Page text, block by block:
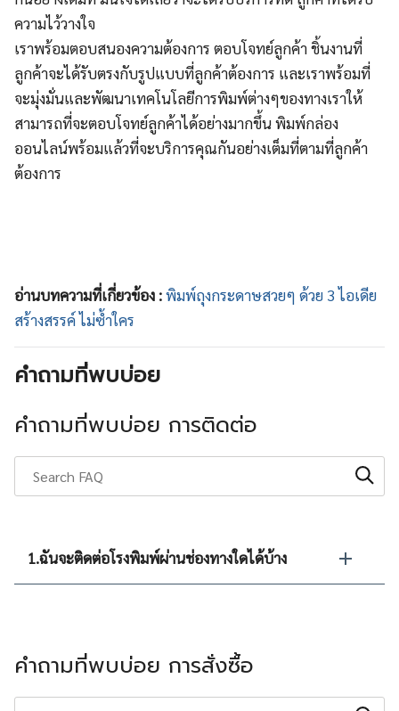
ความไว้วางใจ
เราพร้อมตอบสนองความต้องการ ตอบโจทย์ลูกค้า ชิ้นงานที่
ลูกค้าจะได้รับตรงกับรูปแบบที่ลูกค้าต้องการ และเราพร้อมที่
จะมุ่งมั่นและพัฒนาเทคโนโลยีการพิมพ์ต่างๆของทางเราให้
สามารถที่จะตอบโจทย์ลูกค้าได้อย่างมากขึ้นพิมพ์กล่อง
ออนไลน์พร้อมแล้วที่จะบริการคุณกันอย่างเต็มที่ตามที่ลูกค้า
ต้องการ
อ่านบทความที่เกี่ยวข้อง :พิมพ์ถุงกระดาษสวยๆ ด้วย 3 ไอเดีย
สร้างสรรค์ ไม่ซ้ำใคร
คำถามที่พบบ่อย
คำถามที่พบบ่อย การติดต่อ
1.ฉันจะติดต่อโรงพิมพ์ผ่านช่องทางใดได้บ้าง
คำถามที่พบบ่อย การสั่งซื้อ